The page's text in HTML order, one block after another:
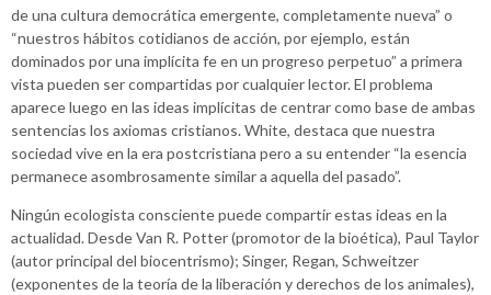
de una cultura democrática emergente, completamente nueva” o
“nuestros hábitos cotidianos de acción, por ejemplo, están
dominados por una implícita fe en un progreso perpetuo” a primera
vista pueden ser compartidas por cualquier lector. El problema
aparece luego en las ideas implícitas de centrar como base de ambas
sentencias los axiomas cristianos. White, destaca que nuestra
sociedad vive en la era postcristiana pero a su entender “la esencia
permanece asombrosamente similar a aquella del pasado”.
Ningún ecologista consciente puede compartir estas ideas en la
actualidad. Desde Van R. Potter (promotor de la bioética), Paul Taylor
(autor principal del biocentrismo); Singer, Regan, Schweitzer
(exponentes de la teoría de la liberación y derechos de los animales),